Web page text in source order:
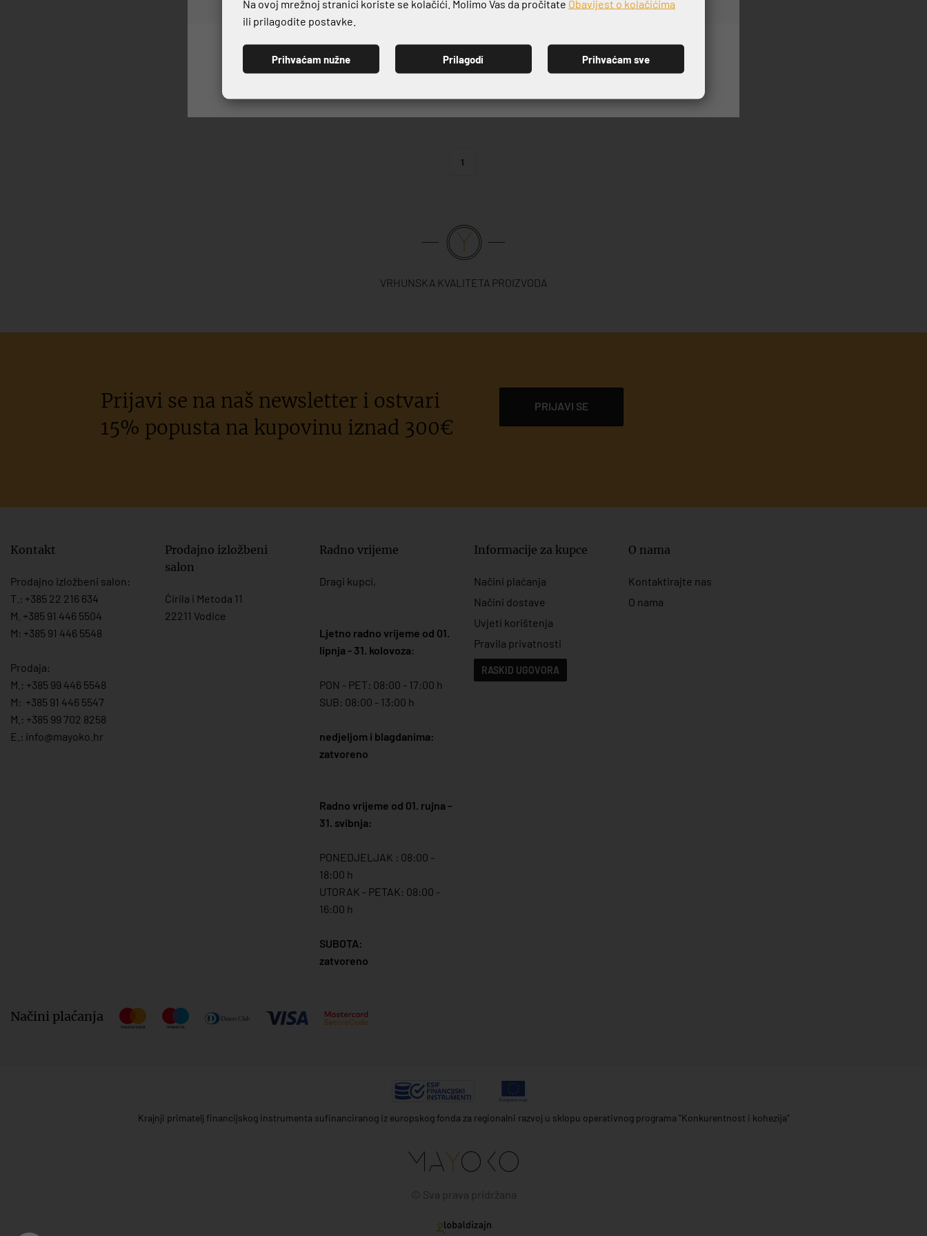
TERMO BOX
54,88 €
1
VRHUNSKA KVALITETA PROIZVODA
Prijavi se na naš newsletter i ostvari
15% popusta na kupovinu iznad 300€
PRIJAVI SE
Kontakt
Prodajno izložbeni salon:
T.: +385 22 216 634
M. +385 91 446 5504
M: +385 91 446 5548
Prodaja:
M.: +385 99 446 5548
M: +385 91 446 5547
M.: +385 99 702 8258
E.: info@mayoko. hr
Prodajno izložbeni
salon
Ćirila i Metoda 11
22211 Vodice
Radno vrijeme
Dragi kupci,
Ljetno radno vrijeme od 01.
lipnja - 31. kolovoza:
PON - PET: 08:00 - 17:00 h
SUB: 08:00 - 13:00 h
nedjeljom i blagdanima:
zatvoreno
Radno vrijeme od 01. rujna -
31. svibnja:
PONEDJELJAK : 08:00 -
18:00 h
UTORAK - PETAK: 08:00 -
16:00 h
SUBOTA:
zatvoreno
Informacije za kupce
Načini plaćanja
Načini dostave
Uvjeti korištenja
Pravila privatnosti
RASKID UGOVORA
O nama
Kontaktirajte nas
O nama
Načini plaćanja
Krajnji primatelj financijskog instrumenta sufinanciranog iz europskog fonda za regionalni razvoj u sklopu operativnog programa "Konkurentnost i kohezija"
© Sva prava pridržana
PRIJAVI SE
Na ovoj mrežnoj stranici koriste se kolačići. Molimo Vas da pročitate Obavijest o kolačićima
ili prilagodite postavke.
Prihvaćam nužne Prilagodi Prihvaćam sve